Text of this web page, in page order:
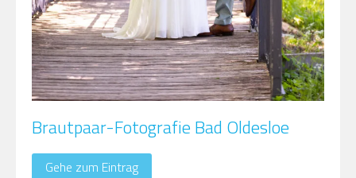
Brautpaar-Fotografie Bad Oldesloe
Gehe zum Eintrag